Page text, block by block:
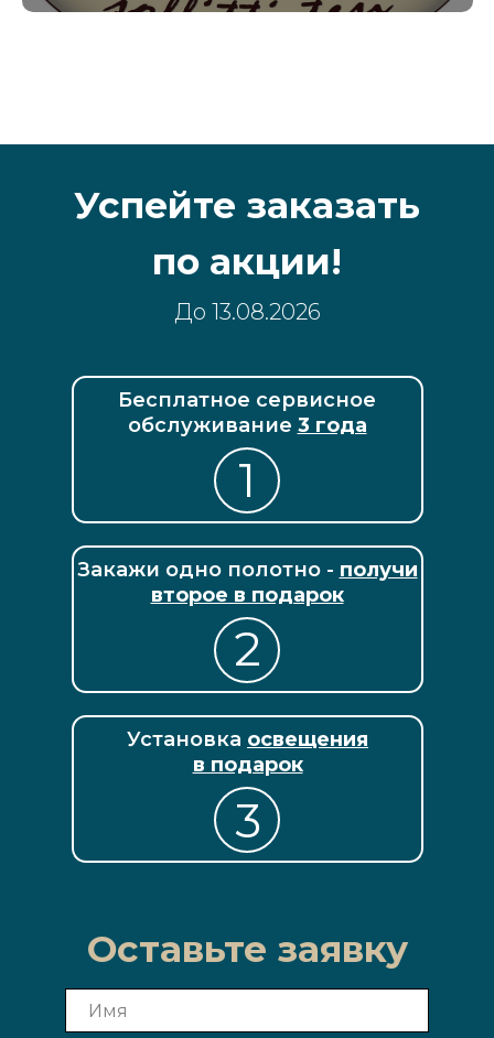
Успейте заказать
по акции!
До 13.08.2026
Оставьте заявку
Закажи одно полотно - получи
второе в подарок
Бесплатное сервисное
обслуживание 3 года
Установка освещения
в подарок
1
2
3